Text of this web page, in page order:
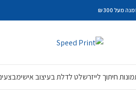
מעל 300 ₪
חיתוך לייזרשלט לדלת בעיצוב אישי